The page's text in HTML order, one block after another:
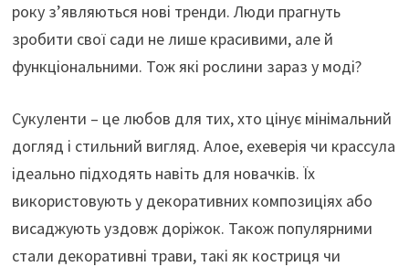
o
o
k
a
m
sA
p
p
року з’являються нові тренди. Люди прагнуть
зробити свої сади не лише красивими, але й
функціональними. Тож які рослини зараз у моді?
Сукуленти – це любов для тих, хто цінує мінімальний
догляд і стильний вигляд. Алое, ехеверія чи крассула
ідеально підходять навіть для новачків. Їх
використовують у декоративних композиціях або
висаджують уздовж доріжок. Також популярними
стали декоративні трави, такі як костриця чи